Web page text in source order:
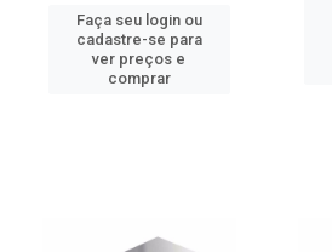
Faça seu login ou
cadastre-se para
ver preços e
comprar